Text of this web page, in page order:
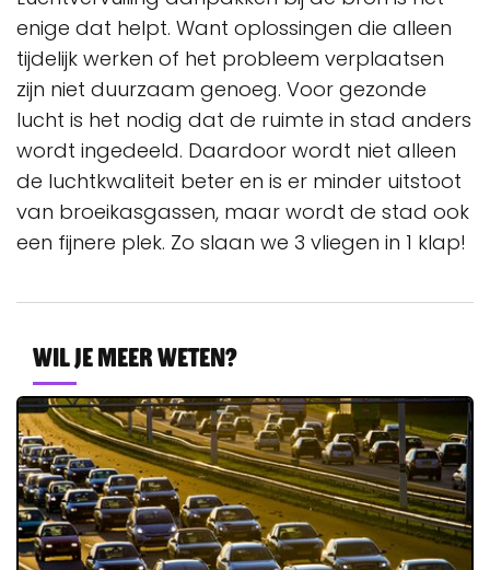
enige dat helpt. Want oplossingen die alleen
tijdelijk werken of het probleem verplaatsen
zijn niet duurzaam genoeg. Voor gezonde
lucht is het nodig dat de ruimte in stad anders
wordt ingedeeld. Daardoor wordt niet alleen
de luchtkwaliteit beter en is er minder uitstoot
van broeikasgassen, maar wordt de stad ook
een fijnere plek. Zo slaan we 3 vliegen in 1 klap!
Wil je meer weten?